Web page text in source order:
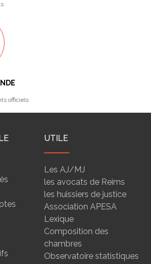
officiels
UTILE
Les AJ/MJ
les avocats de Reims
les huissiers de justice
Association APESA
Lexique
Composition des
chambres
Observatoire statistiques